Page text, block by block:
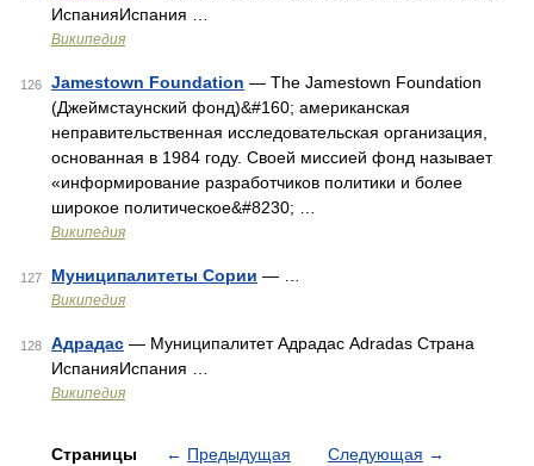
ИспанияИспания …
Википедия
126 Jamestown Foundation — The Jamestown Foundation
(Джеймстаунский фонд)&#160; американская
неправительственная исследовательская организация,
основанная в 1984 году. Своей миссией фонд называет
«информирование разработчиков политики и более
широкое политическое&#8230; …
Википедия
127 Муниципалитеты Сории — …
Википедия
128 Адрадас — Муниципалитет Адрадас Adradas Страна
ИспанияИспания …
Википедия
Страницы ← Предыдущая Следующая →